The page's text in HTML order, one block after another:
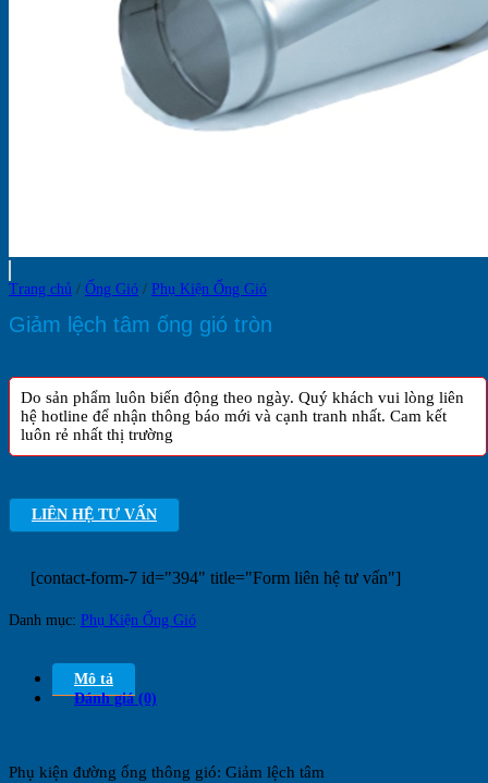
Trang chủ / Ống Gió / Phụ Kiện Ống Gió
Giảm lệch tâm ống gió tròn
Do sản phẩm luôn biến động theo ngày. Quý khách vui lòng liên
hệ hotline để nhận thông báo mới và cạnh tranh nhất. Cam kết
luôn rẻ nhất thị trường
LIÊN HỆ TƯ VẤN
[contact-form-7 id="394" title="Form liên hệ tư vấn"]
Danh mục: Phụ Kiện Ống Gió
Mô tả
Đánh giá (0)
Phụ kiện đường ống thông gió: Giảm lệch tâm